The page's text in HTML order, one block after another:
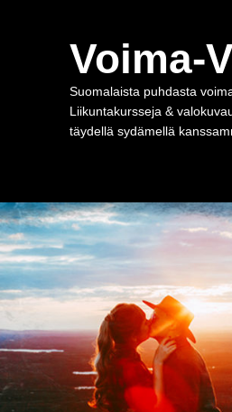
Voima-
Suomalaista puhdasta
Liikuntakursseja &
täydellä sydämellä